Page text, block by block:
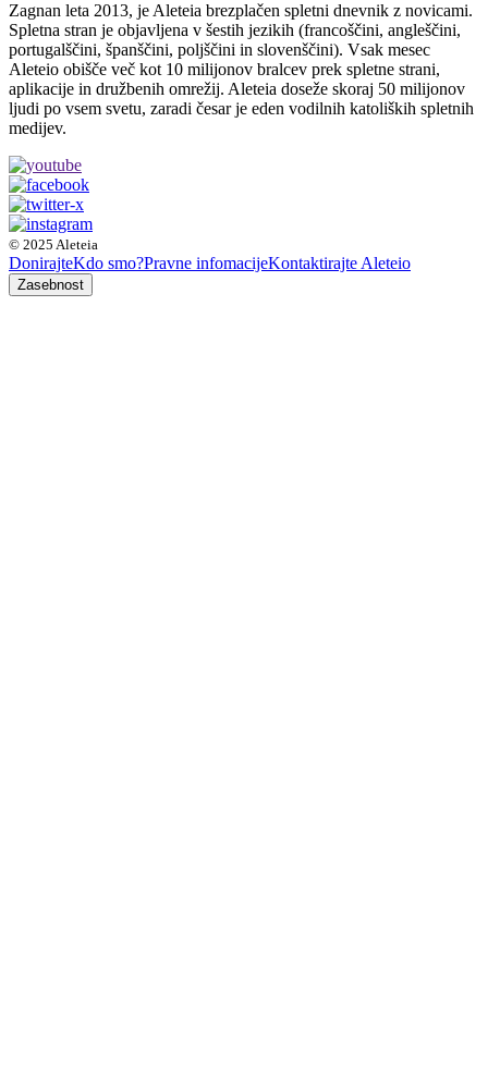
Zagnan leta 2013, je Aleteia brezplačen spletni dnevnik z novicami.
Spletna stran je objavljena v šestih jezikih (francoščini, angleščini,
portugalščini, španščini, poljščini in slovenščini). Vsak mesec
Aleteio obišče več kot 10 milijonov bralcev prek spletne strani,
aplikacije in družbenih omrežij. Aleteia doseže skoraj 50 milijonov
ljudi po vsem svetu, zaradi česar je eden vodilnih katoliških spletnih
medijev.
© 2025 Aleteia
DonirajteKdo smo?Pravne infomacijeKontaktirajte Aleteio
Zasebnost